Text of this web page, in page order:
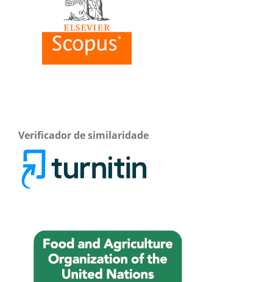
Verificador de similaridade